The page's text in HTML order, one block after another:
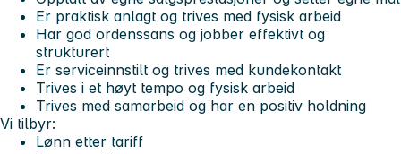
Er praktisk anlagt og trives med fysisk arbeid
Har god ordenssans og jobber effektivt og
strukturert
Er serviceinnstilt og trives med kundekontakt
Trives i et høyt tempo og fysisk arbeid
Trives med samarbeid og har en positiv holdning
Vi tilbyr:
Lønn etter tariff